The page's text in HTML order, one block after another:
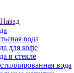
Назад
вода
для кофе
в стекле
вода